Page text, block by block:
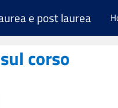
e post laurea
corso